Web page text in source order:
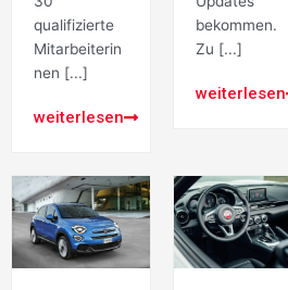
qualifizierte
Mitarbeiterin
nen [...]
weiterlesen
bekommen.
Zu [...]
weiterlesen